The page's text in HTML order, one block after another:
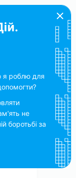
я роблю для
не
боротьбі за